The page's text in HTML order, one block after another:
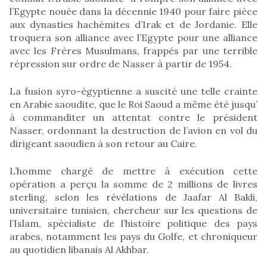
l’Egypte nouée dans la décennie 1940 pour faire pièce
aux dynasties hachémites d’Irak et de Jordanie. Elle
troquera son alliance avec l’Egypte pour une alliance
avec les Frères Musulmans, frappés par une terrible
répression sur ordre de Nasser à partir de 1954.
La fusion syro-égyptienne a suscité une telle crainte
en Arabie saoudite, que le Roi Saoud a même été jusqu’
à commanditer un attentat contre le président
Nasser, ordonnant la destruction de l’avion en vol du
dirigeant saoudien à son retour au Caire.
L’homme chargé de mettre à exécution cette
opération a perçu la somme de 2 millions de livres
sterling, selon les révélations de Jaafar Al Bakli,
universitaire tunisien, chercheur sur les questions de
l’Islam, spécialiste de l’histoire politique des pays
arabes, notamment les pays du Golfe, et chroniqueur
au quotidien libanais Al Akhbar.